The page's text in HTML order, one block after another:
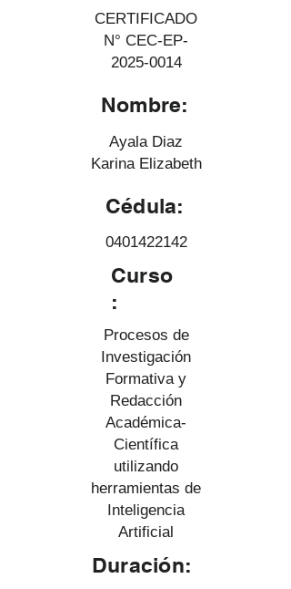
CERTIFICADO
N° CEC-EP-
2025-0014
Nombre:
Ayala Diaz
Karina Elizabeth
Cédula:
0401422142
Curso
:
Procesos de
Investigación
Formativa y
Redacción
Académica-
Científica
utilizando
herramientas de
Inteligencia
Artificial
Duración: